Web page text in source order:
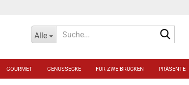
Alle
GOURMET GENUSSECKE FÜR ZWEIBRÜCKEN PRÄSENTE